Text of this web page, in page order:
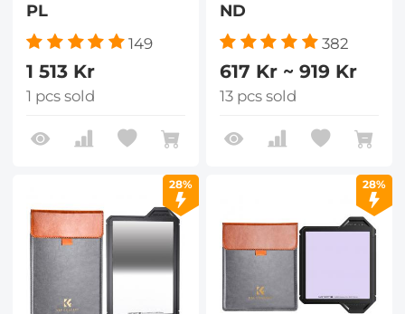
PL
149
1 513 Kr
1 pcs sold
ND
382
617 Kr ~ 919 Kr
13 pcs sold
28% 28%